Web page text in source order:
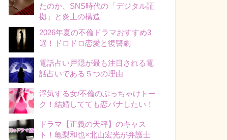
たのか、SNS時代の「デジタル証
拠」と炎上の構造
2026年夏の不倫ドラマおすすめ3
選！ドロドロ恋愛と復讐劇
電話占い戸隠が最も注目される電
話占いである５つの理由
浮気する女/不倫のぶっちゃけトー
ク！結婚してても恋バナしたい！
ドラマ【正義の天秤】のキャス
ト！亀梨和也×北山宏光が弁護士